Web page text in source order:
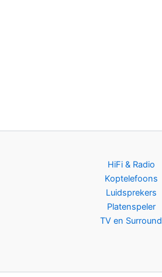
HiFi & Radio
Koptelefoons
Luidsprekers
Platenspeler
TV en Surround